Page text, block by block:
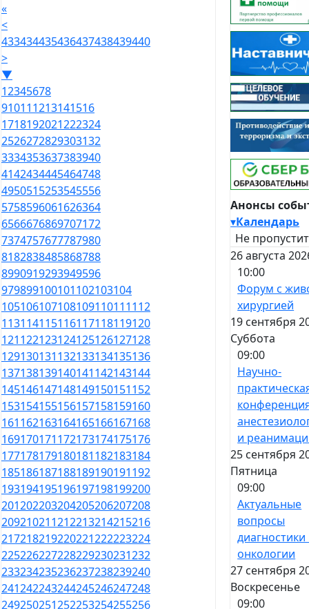
«
<
433434435436437438439440
>
▼
12345678
910111213141516
1718192021222324
2526272829303132
3334353637383940
4142434445464748
4950515253545556
5758596061626364
6566676869707172
7374757677787980
8182838485868788
8990919293949596
979899100101102103104
105106107108109110111112
113114115116117118119120
121122123124125126127128
129130131132133134135136
137138139140141142143144
145146147148149150151152
153154155156157158159160
161162163164165166167168
169170171172173174175176
177178179180181182183184
185186187188189190191192
193194195196197198199200
201202203204205206207208
209210211212213214215216
217218219220221222223224
225226227228229230231232
233234235236237238239240
241242243244245246247248
249250251252253254255256
Анонсы
▾Календарь
Не
26 августа
10:00
Форум с
хирургией
19 сентября
Суббота
09:00
Научно-
и
25 сентября
Пятница
09:00
Актуальные
вопросы
диагностики
онкологии
27 сентября
Воскресенье
09:00